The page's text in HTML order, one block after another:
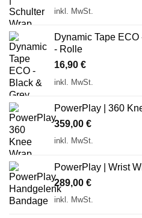
inkl. MwSt.
Dynamic Tape
- Rolle
16,90 €
inkl. MwSt.
PowerPlay | 360
359,00 €
inkl. MwSt.
PowerPlay | Wrist
289,00 €
inkl. MwSt.